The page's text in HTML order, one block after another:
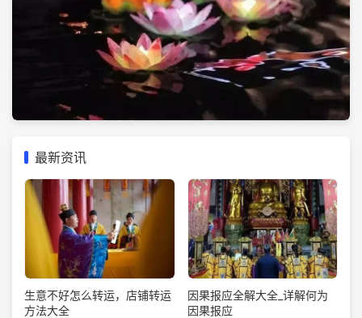
最新资讯
生意不好怎么转运，店铺转运
方法大全
因果报应全解大全_详解何为
因果报应